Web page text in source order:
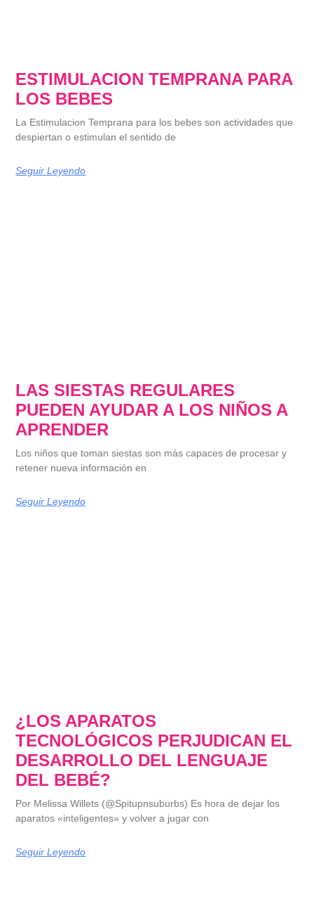
ESTIMULACION TEMPRANA PARA
LOS BEBES
La Estimulacion Temprana para los bebes son actividades que
despiertan o estimulan el sentido de
Seguir Leyendo
LAS SIESTAS REGULARES
PUEDEN AYUDAR A LOS NIÑOS A
APRENDER
Los niños que toman siestas son más capaces de procesar y
retener nueva información en
Seguir Leyendo
¿LOS APARATOS
TECNOLÓGICOS PERJUDICAN EL
DESARROLLO DEL LENGUAJE
DEL BEBÉ?
Por Melissa Willets (@Spitupnsuburbs) Es hora de dejar los
aparatos «inteligentes» y volver a jugar con
Seguir Leyendo